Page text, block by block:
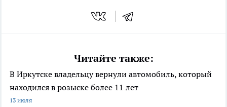
Читайте также:
В Иркутске владельцу вернули автомобиль, который
находился в розыске более 11 лет
13 июля